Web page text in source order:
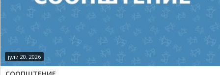
јули 20, 2026